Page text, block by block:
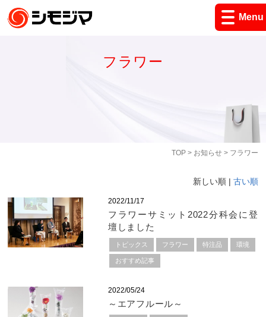
Menu
TOP> お知らせ> フラワー
フラワー
新しい順 | 古い順
2022/11/17
フラワーサミット2022分科会に登
壇しました
トピックス フラワー 特注品 環境
おすすめ記事
2022/05/24
～エアフルール～